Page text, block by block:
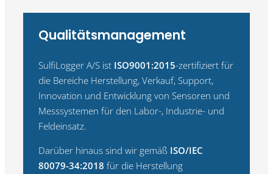
Qualitätsmanagement
SulfiLogger A/S ist ISO9001:2015-zertifiziert für
die Bereiche Herstellung, Verkauf, Support,
Innovation und Entwicklung von Sensoren und
Messsystemen für den Labor-, Industrie- und
Feldeinsatz.
Darüber hinaus sind wir gemäß ISO/IEC
80079-34:2018 für die Herstellung